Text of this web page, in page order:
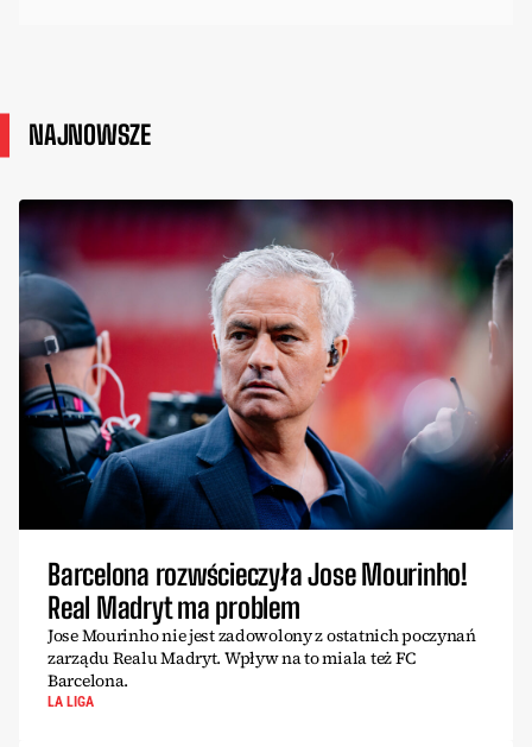
NAJNOWSZE
Barcelona rozwścieczyła Jose Mourinho!
Real Madryt ma problem
Jose Mourinho nie jest zadowolony z ostatnich poczynań
zarządu Realu Madryt. Wpływ na to miala też FC
Barcelona.
LA LIGA